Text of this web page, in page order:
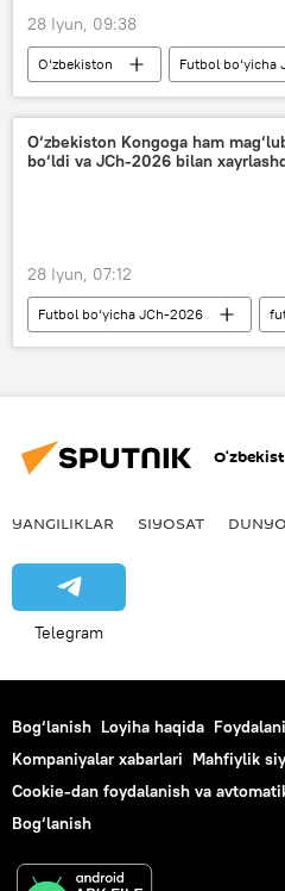
28 Iyun, 09:38
O‘zbekiston
Futbol bo‘yicha
Kongo
futbol
Fabio Kannavaro
Sport
O‘zbekiston Kongoga ham
bo‘ldi va JCh-2026 bilan
28 Iyun, 07:12
Futbol bo‘yicha JCh-2026
Sport
O‘zbekiston
YANGILIKLAR SIYOSAT
Telegram
Bog‘lanish Loyiha haqida
Kompaniyalar xabarlari Mahfiylik
Cookie-dan foydalanish va
Bog‘lanish